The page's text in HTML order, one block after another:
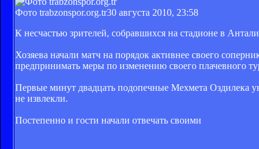
Фото trabzonspor.org.tr30 августа 2010, 23:58
К несчастью зрителей, собравшихся на стадионе в
Хозяева начали матч на порядок активнее своего
предпринимать меры по изменению своего плачевного
Первые минут двадцать подопечные Мехмета Оздилека
не извлекли.
Постепенно и гости начали отвечать своими